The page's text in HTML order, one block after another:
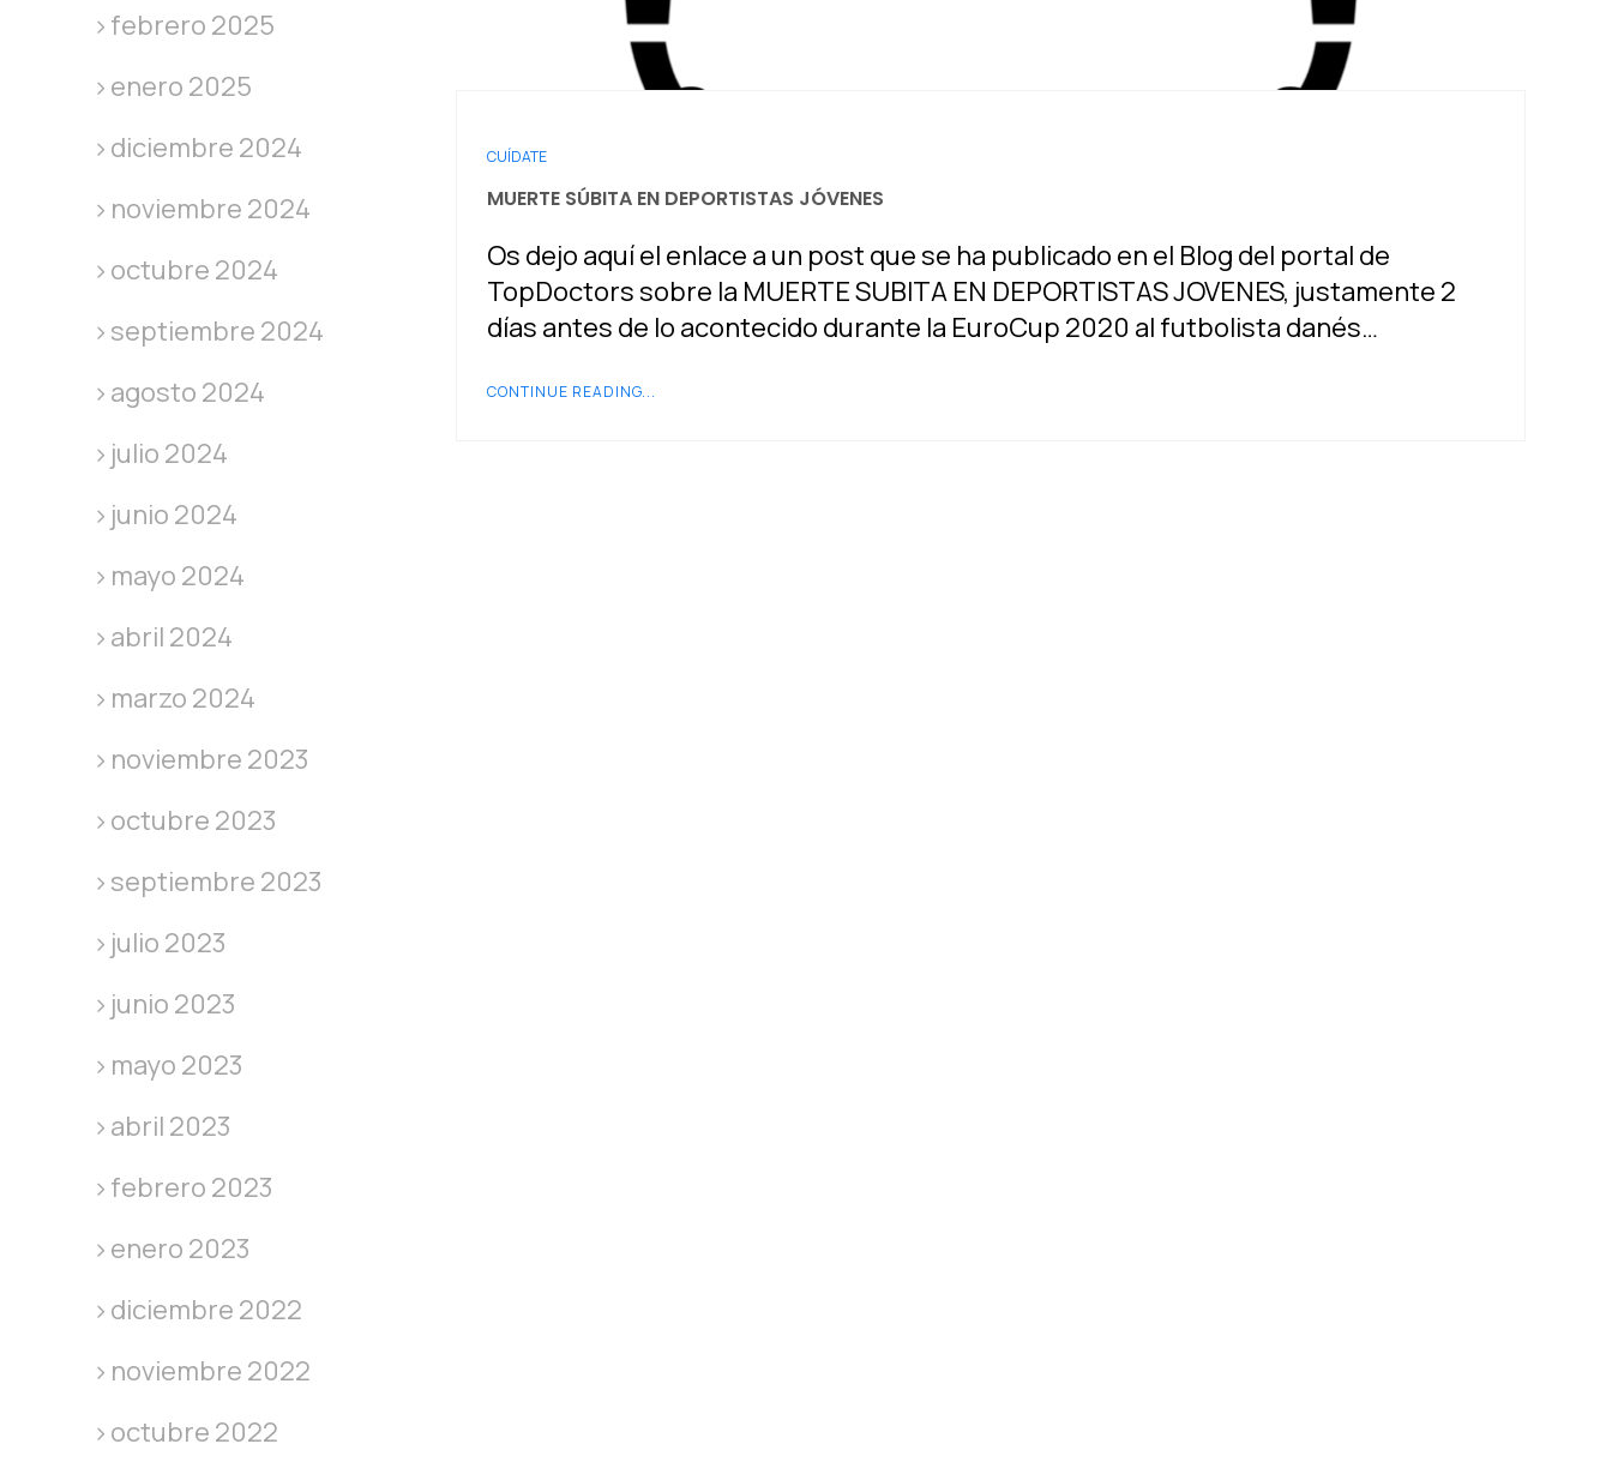
CUÍDATE
MUERTE SÚBITA EN DEPORTISTAS JÓVENES
Os dejo aquí el enlace a un post que se ha publicado en el Blog del portal de
TopDoctors sobre la MUERTE SUBITA EN DEPORTISTAS JOVENES, justamente 2
días antes de lo acontecido durante la EuroCup 2020 al futbolista danés…
CONTINUE READING...
febrero 2025
enero 2025
diciembre 2024
noviembre 2024
octubre 2024
septiembre 2024
agosto 2024
julio 2024
junio 2024
mayo 2024
abril 2024
marzo 2024
noviembre 2023
octubre 2023
septiembre 2023
julio 2023
junio 2023
mayo 2023
abril 2023
febrero 2023
enero 2023
diciembre 2022
noviembre 2022
octubre 2022